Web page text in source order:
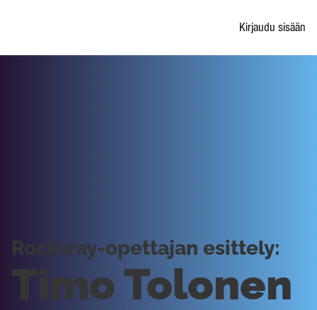
Kirjaudu sisään
Timo Tolonen
Rockway-opettajan esittely: